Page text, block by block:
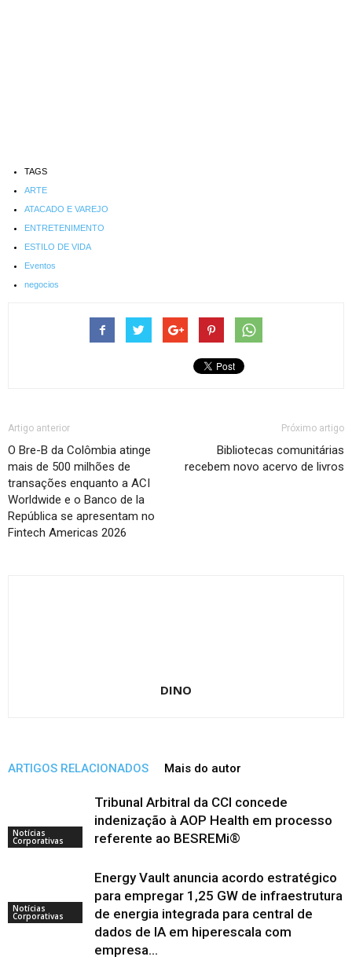
TAGS
ARTE
ATACADO E VAREJO
ENTRETENIMENTO
ESTILO DE VIDA
Eventos
negocios
Artigo anterior
O Bre-B da Colômbia atinge
mais de 500 milhões de
transações enquanto a ACI
Worldwide e o Banco de la
República se apresentam no
Fintech Americas 2026
Próximo artigo
Bibliotecas comunitárias
recebem novo acervo de livros
DINO
ARTIGOS RELACIONADOS Mais do autor
Notícias
Corporativas
Tribunal Arbitral da CCI concede
indenização à AOP Health em processo
referente ao BESREMi®
Notícias
Corporativas
Energy Vault anuncia acordo estratégico
para empregar 1,25 GW de infraestrutura
de energia integrada para central de
dados de IA em hiperescala com
empresa...